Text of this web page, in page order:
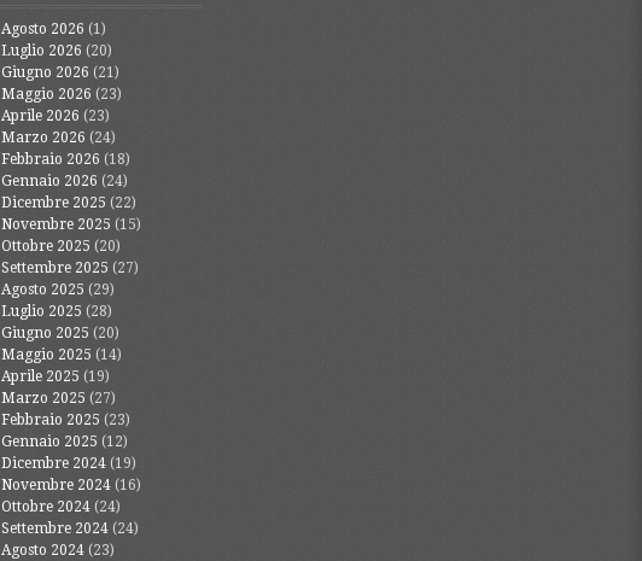
Agosto 2026 (1)
Luglio 2026 (20)
Giugno 2026 (21)
Maggio 2026 (23)
Aprile 2026 (23)
Marzo 2026 (24)
Febbraio 2026 (18)
Gennaio 2026 (24)
Dicembre 2025 (22)
Novembre 2025 (15)
Ottobre 2025 (20)
Settembre 2025 (27)
Agosto 2025 (29)
Luglio 2025 (28)
Giugno 2025 (20)
Maggio 2025 (14)
Aprile 2025 (19)
Marzo 2025 (27)
Febbraio 2025 (23)
Gennaio 2025 (12)
Dicembre 2024 (19)
Novembre 2024 (16)
Ottobre 2024 (24)
Settembre 2024 (24)
Agosto 2024 (23)